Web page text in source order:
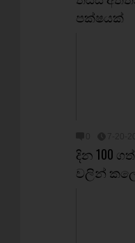
පක්ෂයක්
දින 100
වලින්